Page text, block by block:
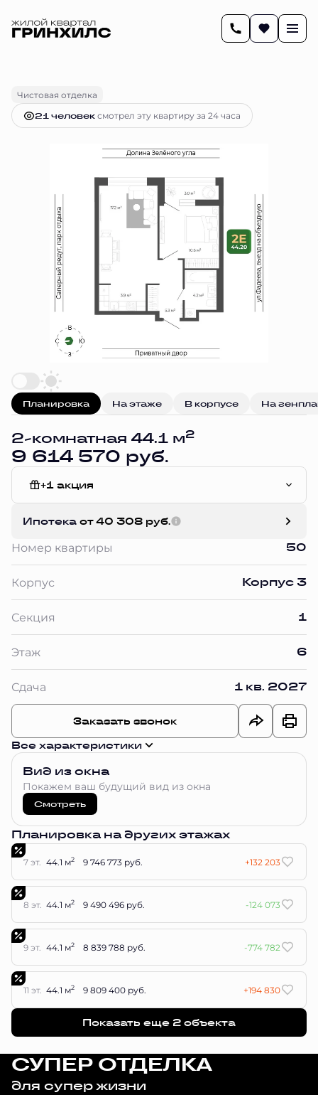
2-комнатная44.1 м 9 614 570 руб.
Чистовая отделка
21 человексмотрел эту квартиру за 24 часа
Планировка На этаже В корпусе На
2-комнатная 44.1 м2
9 614 570 руб.
+1 акция
Ипотека от 40 308 руб.
Номер квартиры 50
Корпус Корпус 3
Секция 1
Этаж 6
Сдача 1 кв. 2027
Заказать звонок
Все характеристики
Вид из окна
Покажем ваш будущий вид из окна
Смотреть
Планировка на других этажах
7 эт. 44.1 м2 9 746 773 руб. +132 203
8 эт. 44.1 м2 9 490 496 руб. -124 073
9 эт. 44.1 м2 8 839 788 руб. -774 782
11 эт. 44.1 м2 9 809 400 руб. +194 830
Показать еще 2 объектa
СУПЕР ОТДЕЛКА
для супер жизни